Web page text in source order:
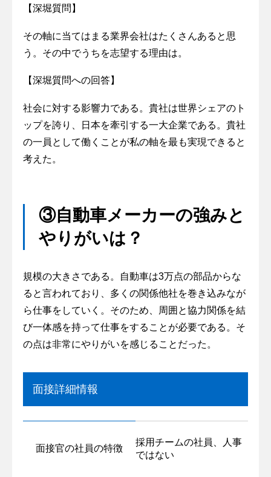
【深堀質問】
その軸に当てはまる業界会社はたくさんあると思
う。その中でうちを志望する理由は。
【深堀質問への回答】
社会に対する影響力である。貴社は世界シェアのト
ップを誇り、日本を牽引する一大企業である。貴社
の一員として働くことが私の軸を最も実現できると
考えた。
③自動車メーカーの強みと
やりがいは？
規模の大きさである。自動車は3万点の部品からな
ると言われており、多くの関係他社を巻き込みなが
ら仕事をしていく。そのため、周囲と協力関係を結
び一体感を持って仕事をすることが必要である。そ
の点は非常にやりがいを感じることだった。
面接詳細情報
面接官の社員の特徴
採用チームの社員、人事
ではない